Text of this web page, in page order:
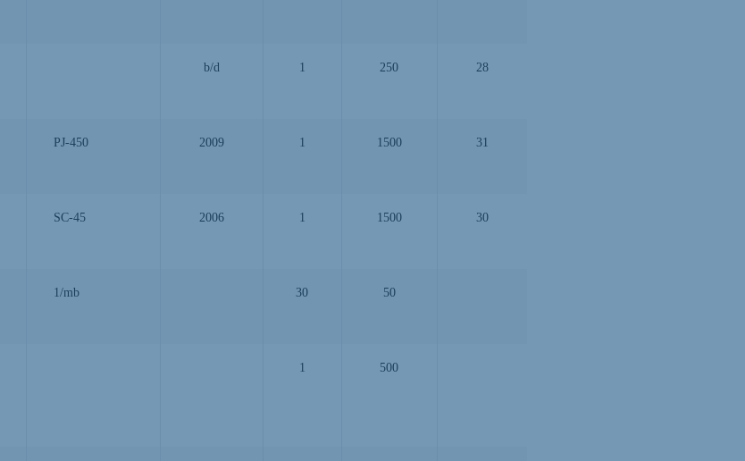
b/d 1 250 28
PJ-450 2009 1 1500 31
SC-45 2006 1 1500 30
1/mb 30 50
1 500